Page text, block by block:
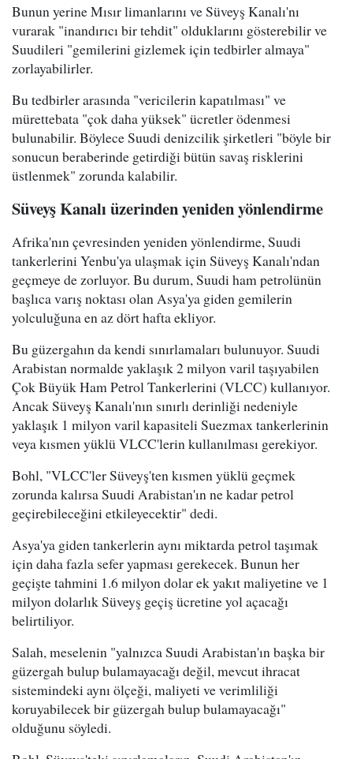
Bunun yerine Mısır limanlarını ve Süveyş Kanalı'nı
vurarak "inandırıcı bir tehdit" olduklarını gösterebilir ve
Suudileri "gemilerini gizlemek için tedbirler almaya"
zorlayabilirler.
Bu tedbirler arasında "vericilerin kapatılması" ve
mürettebata "çok daha yüksek" ücretler ödenmesi
bulunabilir. Böylece Suudi denizcilik şirketleri "böyle bir
sonucun beraberinde getirdiği bütün savaş risklerini
üstlenmek" zorunda kalabilir.
Süveyş Kanalı üzerinden yeniden yönlendirme
Afrika'nın çevresinden yeniden yönlendirme, Suudi
tankerlerini Yenbu'ya ulaşmak için Süveyş Kanalı'ndan
geçmeye de zorluyor. Bu durum, Suudi ham petrolünün
başlıca varış noktası olan Asya'ya giden gemilerin
yolculuğuna en az dört hafta ekliyor.
Bu güzergahın da kendi sınırlamaları bulunuyor. Suudi
Arabistan normalde yaklaşık 2 milyon varil taşıyabilen
Çok Büyük Ham Petrol Tankerlerini (VLCC) kullanıyor.
Ancak Süveyş Kanalı'nın sınırlı derinliği nedeniyle
yaklaşık 1 milyon varil kapasiteli Suezmax tankerlerinin
veya kısmen yüklü VLCC'lerin kullanılması gerekiyor.
Bohl, "VLCC'ler Süveyş'ten kısmen yüklü geçmek
zorunda kalırsa Suudi Arabistan'ın ne kadar petrol
geçirebileceğini etkileyecektir" dedi.
Asya'ya giden tankerlerin aynı miktarda petrol taşımak
için daha fazla sefer yapması gerekecek. Bunun her
geçişte tahmini 1.6 milyon dolar ek yakıt maliyetine ve 1
milyon dolarlık Süveyş geçiş ücretine yol açacağı
belirtiliyor.
Salah, meselenin "yalnızca Suudi Arabistan'ın başka bir
güzergah bulup bulamayacağı değil, mevcut ihracat
sistemindeki aynı ölçeği, maliyeti ve verimliliği
koruyabilecek bir güzergah bulup bulamayacağı"
olduğunu söyledi.